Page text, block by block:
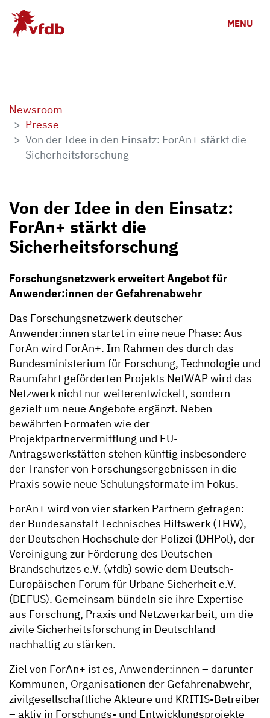
Zum Hauptinhalt
MENU
Newsroom
Presse
Von der Idee in den Einsatz: ForAn+ stärkt die
Sicherheitsforschung
Von der Idee in den Einsatz:
ForAn+ stärkt die
Sicherheitsforschung
Forschungsnetzwerk erweitert Angebot für
Anwender:innen der Gefahrenabwehr
Das Forschungsnetzwerk deutscher
Anwender:innen startet in eine neue Phase: Aus
ForAn wird ForAn+. Im Rahmen des durch das
Bundesministerium für Forschung, Technologie und
Raumfahrt geförderten Projekts NetWAP wird das
Netzwerk nicht nur weiterentwickelt, sondern
gezielt um neue Angebote ergänzt. Neben
bewährten Formaten wie der
Projektpartnervermittlung und EU-
Antragswerkstätten stehen künftig insbesondere
der Transfer von Forschungsergebnissen in die
Praxis sowie neue Schulungsformate im Fokus.
ForAn+ wird von vier starken Partnern getragen:
der Bundesanstalt Technisches Hilfswerk (THW),
der Deutschen Hochschule der Polizei (DHPol), der
Vereinigung zur Förderung des Deutschen
Brandschutzes e.V. (vfdb) sowie dem Deutsch-
Europäischen Forum für Urbane Sicherheit e.V.
(DEFUS). Gemeinsam bündeln sie ihre Expertise
aus Forschung, Praxis und Netzwerkarbeit, um die
zivile Sicherheitsforschung in Deutschland
nachhaltig zu stärken.
Ziel von ForAn+ ist es, Anwender:innen – darunter
Kommunen, Organisationen der Gefahrenabwehr,
zivilgesellschaftliche Akteure und KRITIS-Betreiber
– aktiv in Forschungs- und Entwicklungsprojekte